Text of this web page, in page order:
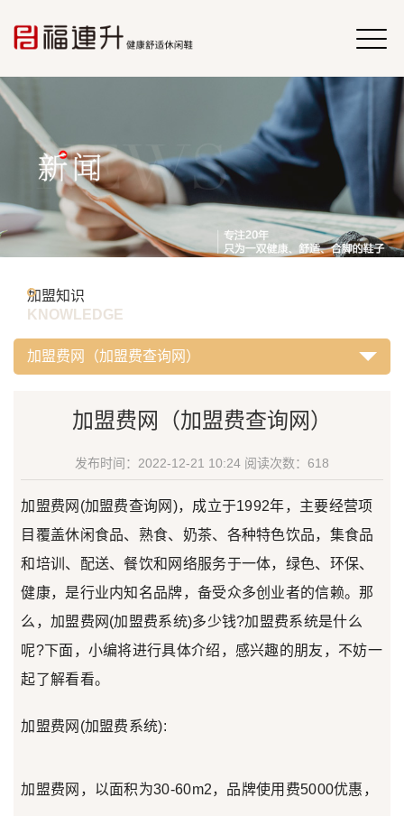
加盟知识
KNOWLEDGE
加盟费网（加盟费查询网）
加盟费网（加盟费查询网）
发布时间：2022-12-21 10:24 阅读次数： 618
加盟费网(加盟费查询网)，成立于1992年，主要经营项
目覆盖休闲食品、熟食、奶茶、各种特色饮品，集食品
和培训、配送、餐饮和网络服务于一体，绿色、环保、
健康，是行业内知名品牌，备受众多创业者的信赖。那
么，加盟费网(加盟费系统)多少钱?加盟费系统是什么
呢?下面，小编将进行具体介绍，感兴趣的朋友，不妨一
起了解看看。
加盟费网(加盟费系统):
加盟费网，以面积为30-60m2，品牌使用费5000优惠，